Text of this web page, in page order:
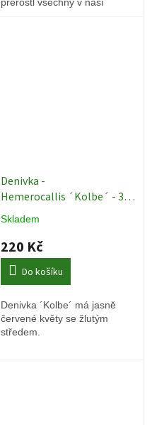
Denivka -
Hemerocallis ´Kolbe´ - 3,2
lHemerocallis ´Kolbe´
Skladem
220 Kč
Do košíku
Denivka ´Kolbe´ má jasně
červené květy se žlutým
středem.